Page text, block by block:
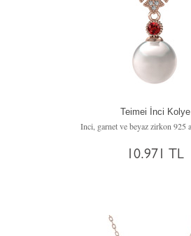
Teimei İnci Kolye
10.971 TL